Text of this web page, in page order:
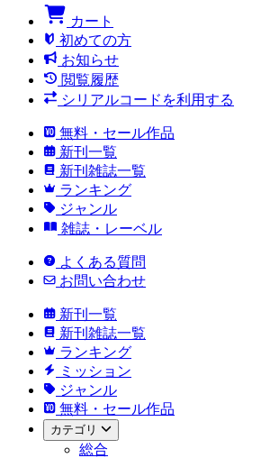
カート
初めての方
お知らせ
閲覧履歴
シリアルコードを利用する
無料・セール作品
新刊一覧
新刊雑誌一覧
ランキング
ジャンル
雑誌・レーベル
よくある質問
お問い合わせ
新刊一覧
新刊雑誌一覧
ランキング
ミッション
ジャンル
無料・セール作品
カテゴリ
総合